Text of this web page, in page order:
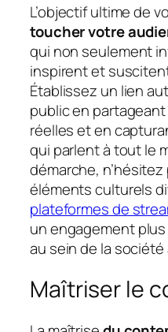
L’objectif ultime de
toucher votre
qui non seulement
inspirent et
Établissez un lien
public en
réelles et en
qui parlent à tout le
démarche,
éléments culturels
plateformes de
un engagement
au sein de la
Maîtriser le